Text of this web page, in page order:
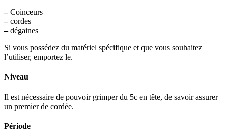
–Coinceurs
–cordes
–dégaines
Si vous possédez du matériel spécifique et que vous souhaitez
l’utiliser, emportez le.
Niveau
Il est nécessaire de pouvoir grimper du 5c en tête, de savoir assurer
un premier de cordée.
Période